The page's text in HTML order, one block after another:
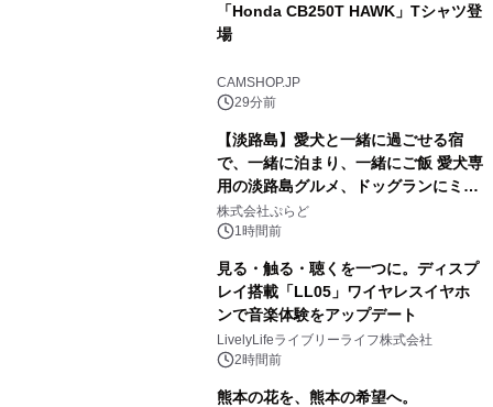
「Honda CB250T HAWK」Tシャツ登
場
CAMSHOP.JP
29分前
【淡路島】愛犬と一緒に過ごせる宿
で、一緒に泊まり、一緒にご飯 愛犬専
用の淡路島グルメ、ドッグランにミニ
プール グランピングとトレーラーハウ
スの2施設で
株式会社ぷらど
1時間前
見る・触る・聴くを一つに。ディスプ
レイ搭載「LL05」ワイヤレスイヤホ
ンで音楽体験をアップデート
LivelyLifeライブリーライフ株式会社
2時間前
熊本の花を、熊本の希望へ。